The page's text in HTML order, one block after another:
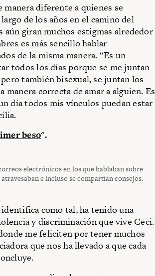
diferente a quienes se
de los años en el camino del
giran muchos estigmas alrededor
es más sencillo hablar
de la misma manera. “Es un
todos los días porque se me juntan
también bisexual, se juntan los
correcta de amar a alguien. Es
día todos mis vínculos puedan estar
beso".
electrónicos en los que hablaban sobre
e incluso se compartían consejos.
como tal, ha tenido una
y discriminación que vive Ceci.
me feliciten por tener muchos
que nos ha llevado a que cada